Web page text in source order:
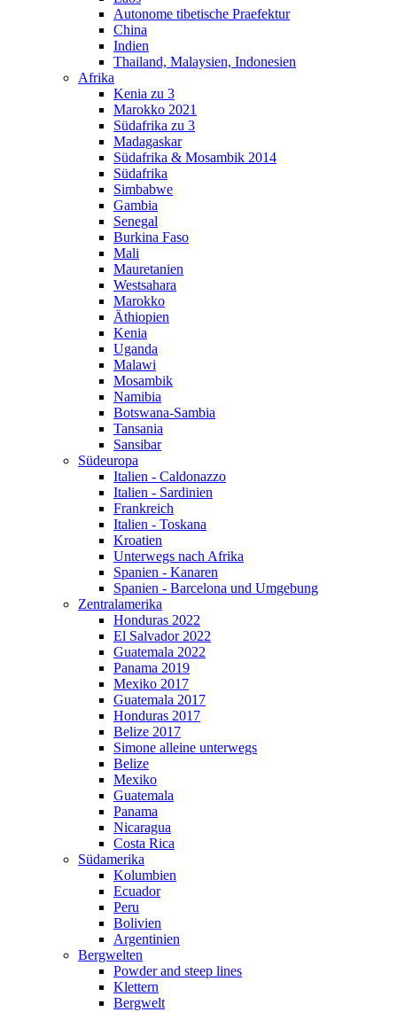
Autonome tibetische Praefektur
China
Indien
Thailand, Malaysien, Indonesien
Afrika
Kenia zu 3
Marokko 2021
Südafrika zu 3
Madagaskar
Südafrika & Mosambik 2014
Südafrika
Simbabwe
Gambia
Senegal
Burkina Faso
Mali
Mauretanien
Westsahara
Marokko
Äthiopien
Kenia
Uganda
Malawi
Mosambik
Namibia
Botswana-Sambia
Tansania
Sansibar
Südeuropa
Italien - Caldonazzo
Italien - Sardinien
Frankreich
Italien - Toskana
Kroatien
Unterwegs nach Afrika
Spanien - Kanaren
Spanien - Barcelona und Umgebung
Zentralamerika
Honduras 2022
El Salvador 2022
Guatemala 2022
Panama 2019
Mexiko 2017
Guatemala 2017
Honduras 2017
Belize 2017
Simone alleine unterwegs
Belize
Mexiko
Guatemala
Panama
Nicaragua
Costa Rica
Südamerika
Kolumbien
Ecuador
Peru
Bolivien
Argentinien
Bergwelten
Powder and steep lines
Klettern
Bergwelt